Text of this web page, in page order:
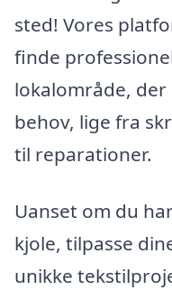
sted! Vores
finde
lokalområde,
behov, lige fra
til reparationer.
Uanset om du
kjole, tilpasse
unikke